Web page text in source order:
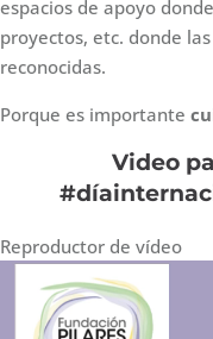
espacios de apoyo
proyectos, etc. donde
reconocidas.
Porque es importante
Video
Reproductor de vídeo